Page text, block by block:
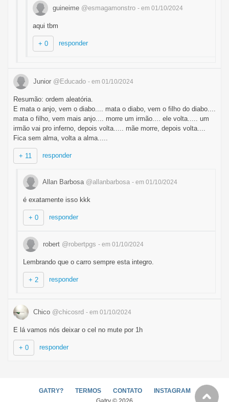
guineime @esmagamonstro - em 01/10/2024
aqui tbm
+ 0 responder
Junior @Educado - em 01/10/2024
Resumão: ordem aleatória.
E mata o anjo, vem o diabo.... mata o diabo, vem o filho do diabo....
mata o filho, vem mais anjo.... morre um irmão.... ele volta..... um
irmão vai pro inferno, depois volta..... mãe morre, depois volta....
Fica sem alma, volta a alma.....
+ 11 responder
Allan Barbosa @allanbarbosa - em 01/10/2024
é exatamente isso kkk
+ 0 responder
robert @robertpgs - em 01/10/2024
Lembrando que o carro sempre esta integro.
+ 2 responder
Chico @chicosrd - em 01/10/2024
E lá vamos nós deixar o cel no mute por 1h
+ 0 responder
GATRY? TERMOS CONTATO
INSTAGRAM